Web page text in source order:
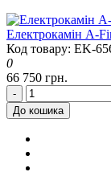
Електрокамін A-
Код товару: EK-
0
66 750 грн.
-
До кошика